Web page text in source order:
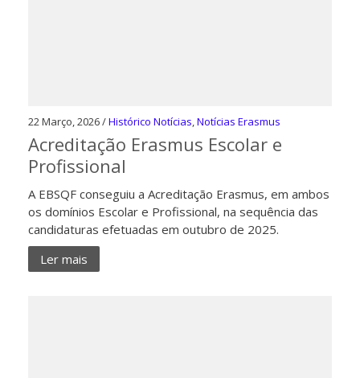
22 Março, 2026 /Histórico Notícias Notícias Erasmus
Acreditação Erasmus Escolar e
Profissional
A EBSQF conseguiu a Acreditação Erasmus, em ambos
os domínios Escolar e Profissional, na sequência das
candidaturas efetuadas em outubro de 2025.
Ler mais